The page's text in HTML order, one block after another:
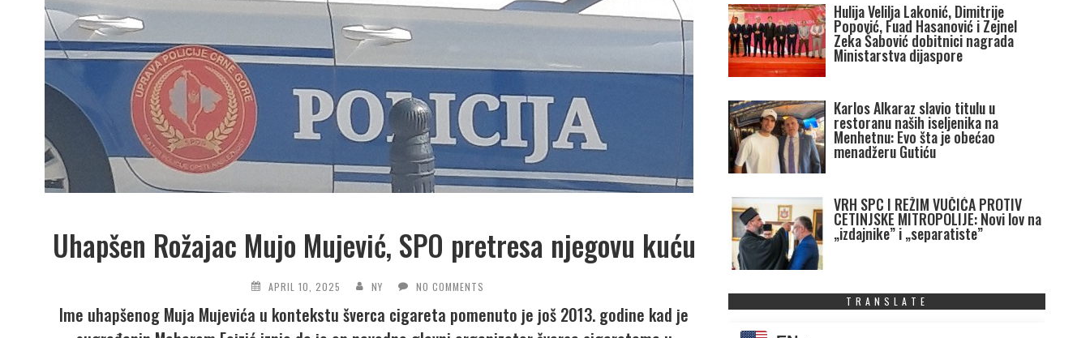
Uhapšen Rožajac Mujo Mujević, SPO pretresa njegovu kuću
APRIL 10, 2025 NY NO COMMENTS
Ime uhapšenog Muja Mujevića u kontekstu šverca cigareta pomenuto je još 2013. godine kad je
Hulija Velilja Lakonić, Dimitrije
Popović, Fuad Hasanović i Zejnel
Zeka Šabović dobitnici nagrada
Ministarstva dijaspore
Karlos Alkaraz slavio titulu u
restoranu naših iseljenika na
Menhetnu: Evo šta je obećao
menadžeru Gutiću
VRH SPC I REŽIM VUČIĆA PROTIV
CETINJSKE MITROPOLIJE: Novi lov na
„izdajnike” i „separatiste”
TRANSLATE